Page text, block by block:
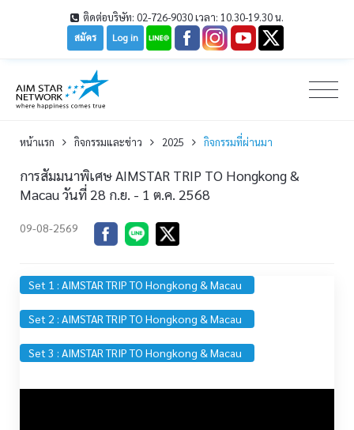
ติดต่อบริษัท: 02-726-9030 เวลา: 10.30-19.30 น.
Log in
สมัคร
หน้าเเรก กิจกรรมและข่าว 2025 กิจกรรมที่ผ่านมา
การสัมมนาพิเศษ AIMSTAR TRIP TO Hongkong &
Macau วันที่ 28 ก.ย. - 1 ต.ค. 2568
09-08-2569
Set 1 : AIMSTAR TRIP TO Hongkong & Macau
Set 2 : AIMSTAR TRIP TO Hongkong & Macau
Set 3 : AIMSTAR TRIP TO Hongkong & Macau